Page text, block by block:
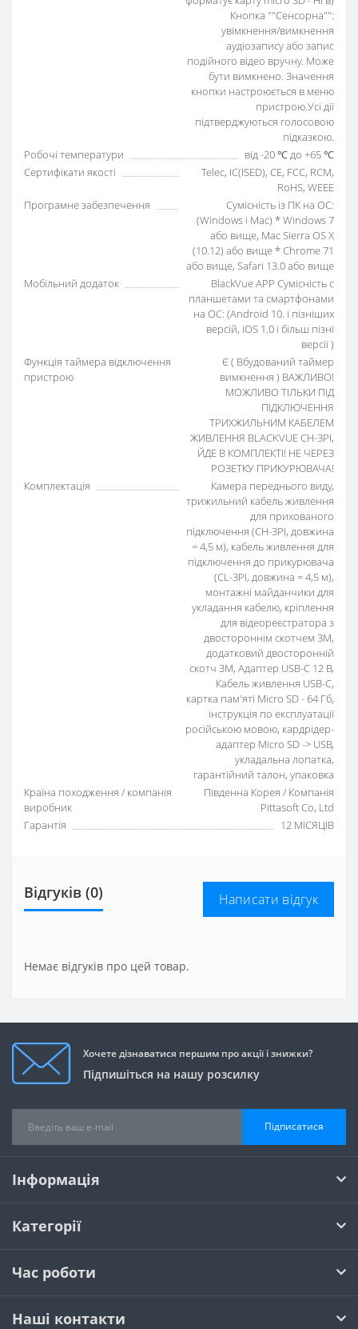
Кнопка ""Сенсорна"":
увімкнення/вимкнення
аудіозапису або запис
подійного відео вручну. Може
бути вимкнено. Значення
кнопки настроюється в меню
пристрою.Усі дії
підтверджуються голосовою
підказкою.
Робочі температури
від -20 ℃ до +65 ℃
Сертифікати якості
Telec, IC(ISED), CE, FCC, RCM,
RoHS, WEEE
Програмне забезпечення
Сумісність із ПК на ОС:
(Windows і Mac) * Windows 7
або вище, Mac Sierra OS X
(10.12) або вище * Chrome 71
або вище, Safari 13.0 або вище
Мобільний додаток
BlackVue APP Сумісність с
планшетами та смартфонами
на ОС: (Android 10. і пізніших
версій, iOS 1.0 і більш пізні
версії )
Функція таймера відключення
пристрою
Є ( Вбудований таймер
вимкнення ) ВАЖЛИВО!
МОЖЛИВО ТІЛЬКИ ПІД
ПІДКЛЮЧЕННЯ
ТРИХЖИЛЬНИМ КАБЕЛЕМ
ЖИВЛЕННЯ BLACKVUE CH-3PI,
ЙДЕ В КОМПЛЕКТІ! НЕ ЧЕРЕЗ
РОЗЕТКУ ПРИКУРЮВАЧА!
Комплектація
Камера переднього виду,
трижильний кабель живлення
для прихованого
підключення (CH-3PI, довжина
= 4,5 м), кабель живлення для
підключення до прикурювача
(CL-3PI, довжина = 4,5 м),
монтажні майданчики для
укладання кабелю, кріплення
для відеореєстратора з
двостороннім скотчем 3М,
додатковий двосторонній
скотч 3М, Адаптер USB-C 12 В,
Кабель живлення USB-C,
картка пам'яті Micro SD - 64 Гб,
інструкція по експлуатації
російською мовою, кардрідер-
адаптер Micro SD -> USB,
укладальна лопатка,
гарантійний талон, упаковка
Країна походження / компанія
виробник
Південна Корея / Компанія
Pittasoft Co, Ltd
Гарантія
12 МІСЯЦІВ
Відгуків (0) Написати відгук
Немає відгуків про цей товар.
Хочете дізнаватися першим про акції і знижки?
Підпишіться на нашу розсилку
Підписатися
Інформація
Категорії
Час роботи
Наші контакти